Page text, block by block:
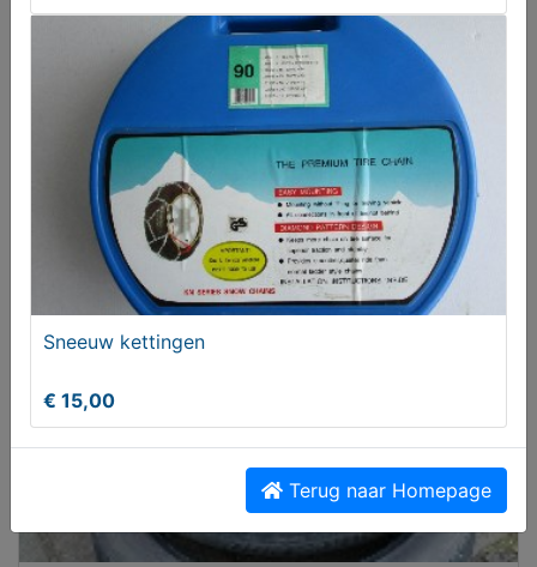
Mercedes C-klasse W202 Grille
€ 59,95
Sneeuw kettingen
€ 15,00
Terug naar Homepage